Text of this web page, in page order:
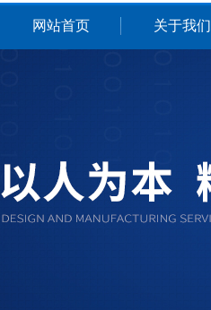
网站首页 关于我们